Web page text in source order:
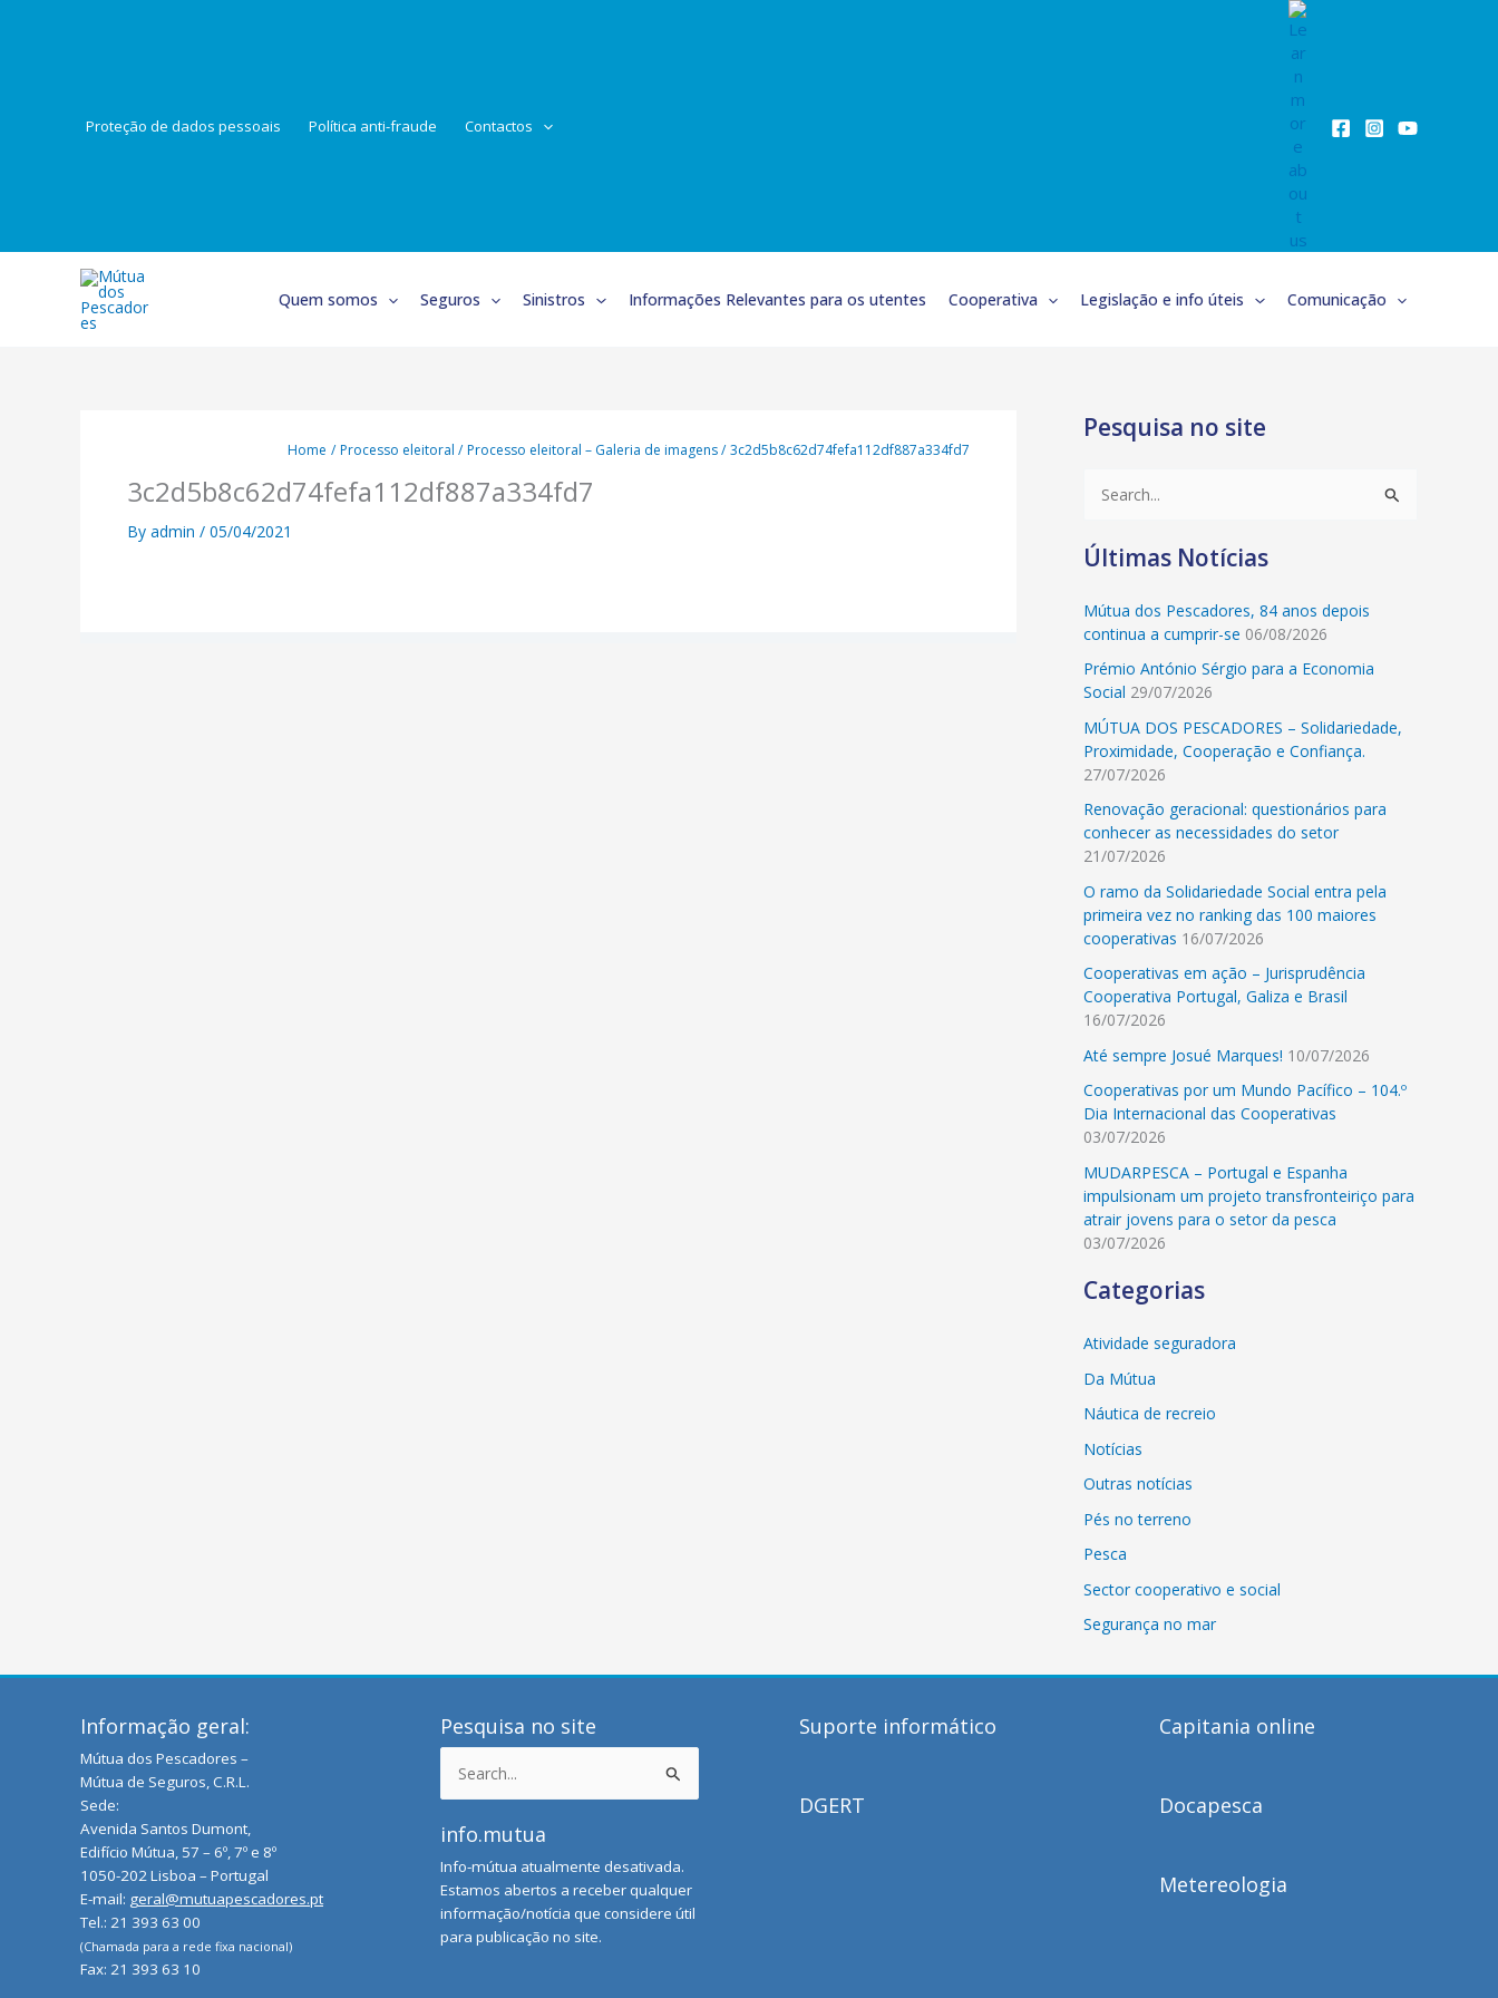
Proteção de dados pessoais Política anti-fraude Contactos
Quem somos Seguros Sinistros Informações Relevantes para os utentes Cooperativa Legislação e info úteis Comunicação
Home Processo eleitoral Processo eleitoral – Galeria de imagens 3c2d5b8c62d74fefa112df887a334fd7
3c2d5b8c62d74fefa112df887a334fd7
By admin / 05/04/2021
Pesquisa no site
a
c
f
r
:
Últimas Notícias
Mútua dos Pescadores, 84 anos depois
continua a cumprir-se 06/08/2026
Prémio António Sérgio para a Economia
Social 29/07/2026
MÚTUA DOS PESCADORES – Solidariedade,
Proximidade, Cooperação e Confiança.
27/07/2026
Renovação geracional: questionários para
conhecer as necessidades do setor
21/07/2026
O ramo da Solidariedade Social entra pela
primeira vez no ranking das 100 maiores
cooperativas 16/07/2026
Cooperativas em ação – Jurisprudência
Cooperativa Portugal, Galiza e Brasil
16/07/2026
Até sempre Josué Marques! 10/07/2026
Cooperativas por um Mundo Pacífico – 104.º
Dia Internacional das Cooperativas
03/07/2026
MUDARPESCA – Portugal e Espanha
impulsionam um projeto transfronteiriço para
atrair jovens para o setor da pesca
03/07/2026
Categorias
Atividade seguradora
Da Mútua
Náutica de recreio
Notícias
Outras notícias
Pés no terreno
Pesca
Sector cooperativo e social
Segurança no mar
Informação geral:
Mútua dos Pescadores –
Mútua de Seguros, C.R.L.
Sede:
Avenida Santos Dumont,
Edifício Mútua, 57 – 6º, 7º e 8º
1050-202 Lisboa – Portugal
E-mail: geral@mutuapescadores.pt
Tel.: 21 393 63 00
(Chamada para a rede fixa nacional)
Fax: 21 393 63 10
Pesquisa no site
Search
for:
info.mutua
Info-mútua atualmente desativada.
Estamos abertos a receber qualquer
informação/notícia que considere útil
para publicação no site.
Suporte informático
DGERT
Capitania online
Docapesca
Metereologia